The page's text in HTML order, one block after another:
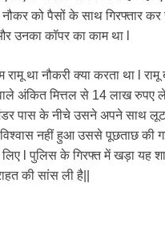
को पैसों के साथ गिरफ्तार कर
उनका कॉपर का काम था l
था नौकरी क्या करता था l
अंकित मित्तल से 14 लाख रुपए
पास के नीचे उसने अपने साथ लूट
नहीं हुआ उससे पूछताछ की
l पुलिस के गिरफ्त में खड़ा यह
की सांस ली है||